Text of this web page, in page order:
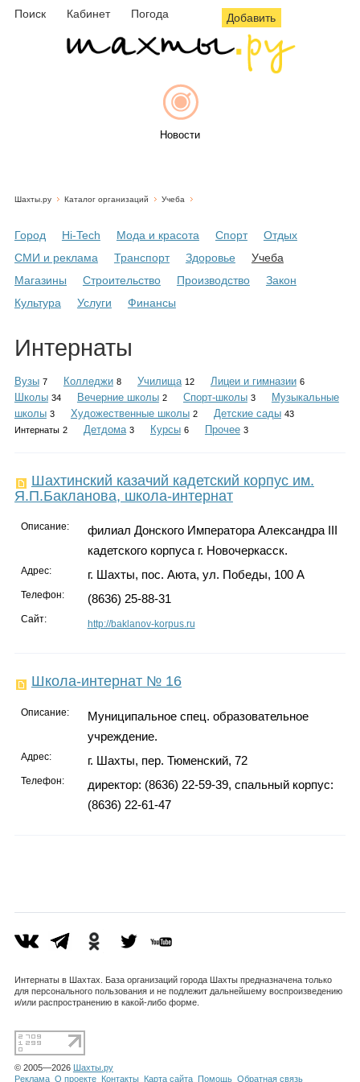
Поиск Кабинет Погода Добавить
Новости
Объявления
Карты
Шахты.ру Каталог организаций Учеба
Город Hi-Tech Мода и красота Спорт
Отдых
СМИ и реклама
Транспорт Здоровье
Учеба
Магазины
Строительство Производство
Закон
Культура
Услуги Финансы
Интернаты
Вузы 7 Колледжи 8 Училища 12 Лицеи и гимназии 6
Школы 34 Вечерние школы 2 Спорт-школы 3
Музыкальные
школы 3 Художественные школы 2 Детские сады 43
Интернаты 2 Детдома 3 Курсы 6 Прочее 3
Шахтинский казачий кадетский корпус им.
Я.П.Бакланова, школа-интернат
Описание:
филиал Донского Императора Александра III
кадетского корпуса г. Новочеркасск.
Адрес: г. Шахты, пос. Аюта, ул. Победы, 100 А
Телефон: (8636) 25-88-31
Сайт: http://baklanov-korpus.ru
Школа-интернат № 16
Описание:
Муниципальное спец. образовательное
учреждение.
Адрес: г. Шахты, пер. Тюменский, 72
Телефон:
директор: (8636) 22-59-39, спальный корпус:
(8636) 22-61-47
Интернаты в Шахтах. База организаций города Шахты предназначена только
для персонального пользования и не подлежит дальнейшему воспроизведению
и/или распространению в какой-либо форме.
© 2005—2026 Шахты.ру
Реклама О проекте Контакты Карта сайта Помощь Обратная связь